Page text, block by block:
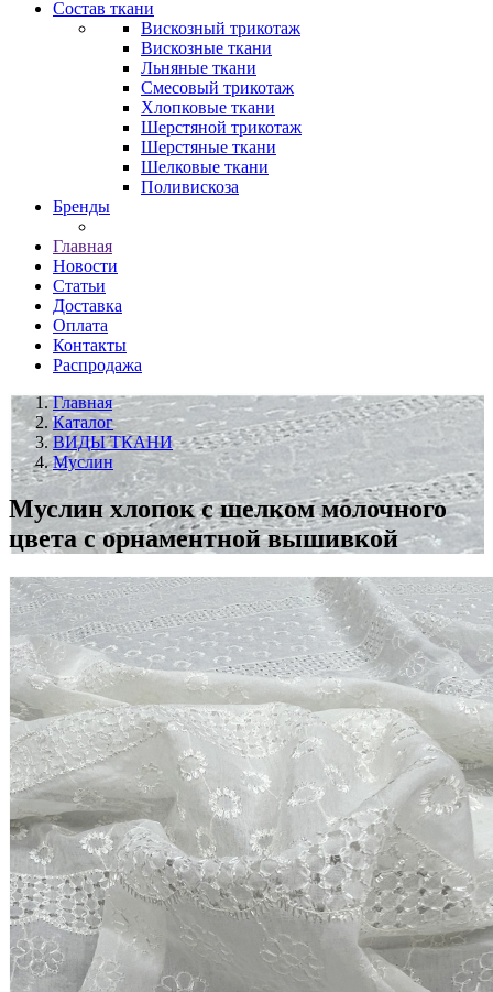
Состав ткани
Вискозный трикотаж
Вискозные ткани
Льняные ткани
Смесовый трикотаж
Хлопковые ткани
Шерстяной трикотаж
Шерстяные ткани
Шелковые ткани
Поливискоза
Бренды
Главная
Новости
Статьи
Доставка
Оплата
Контакты
Распродажа
Главная
Каталог
ВИДЫ ТКАНИ
Муслин
Муслин хлопок с шелком молочного
цвета с орнаментной вышивкой